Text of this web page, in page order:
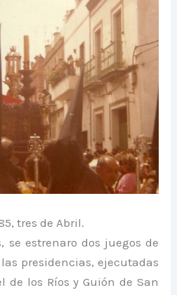
tres de Abril.
se estrenaro dos juegos de
presidencias, ejecutadas
los Ríos y Guión de San